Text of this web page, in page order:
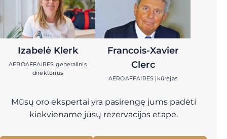
Izabelė Klerk
AEROAFFAIRES generalinis
direktorius
Francois-Xavier
Clerc
AEROAFFAIRES įkūrėjas
Mūsų oro ekspertai yra pasirengę jums padėti
kiekviename jūsų rezervacijos etape.